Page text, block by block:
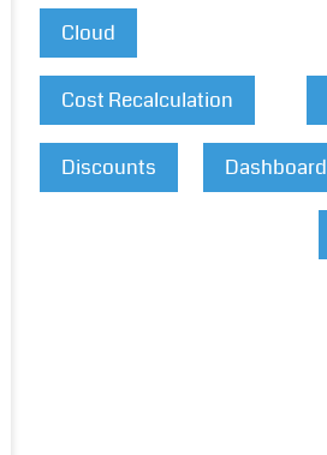
Cloud
Cost Recalculation
Dashboard
Discounts